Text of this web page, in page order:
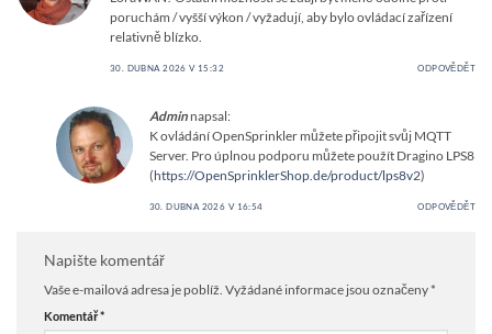
poruchám / vyšší výkon / vyžadují, aby bylo ovládací zařízení
relativně blízko.
30. DUBNA 2026 V 15:32 ODPOVĚDĚT
Admin napsal:
K ovládání OpenSprinkler můžete připojit svůj MQTT
Server. Pro úplnou podporu můžete použít Dragino LPS8
(https://OpenSprinklerShop.de/product/lps8v2)
30. DUBNA 2026 V 16:54 ODPOVĚDĚT
Napište komentář
Vaše e-mailová adresa je poblíž. Vyžádané informace jsou označeny*
Komentář*